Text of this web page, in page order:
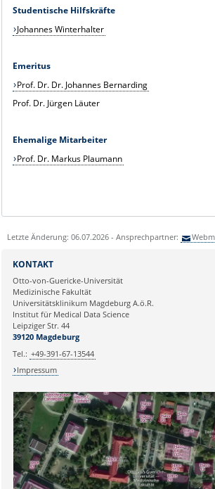
Studentische Hilfskräfte
Johannes Winterhalter
Emeritus
Prof. Dr. Dr. Johannes Bernarding
Prof. Dr. Jürgen Läuter
Ehemalige Mitarbeiter
Prof. Dr. Markus Plaumann
Letzte Änderung: 06.07.2026 - Ansprechpartner:
KONTAKT
Otto-von-Guericke-Universität
Medizinische Fakultät
Universitätsklinikum Magdeburg A.ö.R.
Institut für Medical Data Science
Leipziger Str. 44
39120 Magdeburg
Tel.: +49-391-67-13544
Impressum